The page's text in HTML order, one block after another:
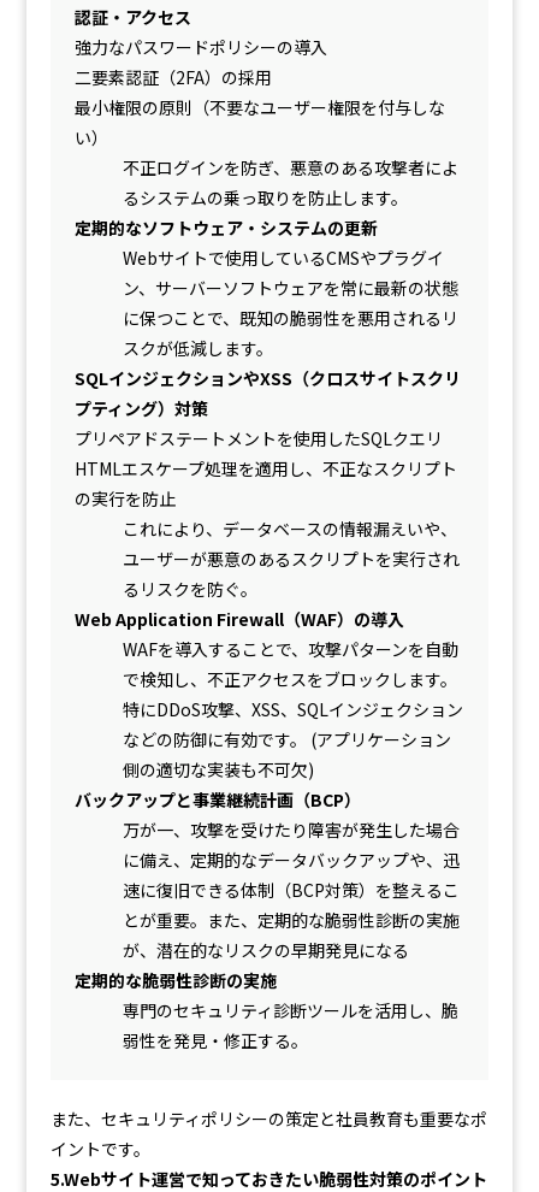
認証・アクセス
強力なパスワードポリシーの導入
二要素認証（2FA）の採用
最小権限の原則（不要なユーザー権限を付与しな
い）
不正ログインを防ぎ、悪意のある攻撃者によ
るシステムの乗っ取りを防止します。
定期的なソフトウェア・システムの更新
Webサイトで使用しているCMSやプラグイ
ン、サーバーソフトウェアを常に最新の状態
に保つことで、既知の脆弱性を悪用されるリ
スクが低減します。
SQLインジェクションやXSS（クロスサイトスクリ
プティング）対策
プリペアドステートメントを使用したSQLクエリ
HTMLエスケープ処理を適用し、不正なスクリプト
の実行を防止
これにより、データベースの情報漏えいや、
ユーザーが悪意のあるスクリプトを実行され
るリスクを防ぐ。
Web Application Firewall（WAF）の導入
WAFを導入することで、攻撃パターンを自動
で検知し、不正アクセスをブロックします。
特にDDoS攻撃、XSS、SQLインジェクション
などの防御に有効です。 (アプリケーション
側の適切な実装も不可欠)
バックアップと事業継続計画（BCP）
万が一、攻撃を受けたり障害が発生した場合
に備え、定期的なデータバックアップや、迅
速に復旧できる体制（BCP対策）を整えるこ
とが重要。また、定期的な脆弱性診断の実施
が、潜在的なリスクの早期発見になる
定期的な脆弱性診断の実施
専門のセキュリティ診断ツールを活用し、脆
弱性を発見・修正する。
また、セキュリティポリシーの策定と社員教育も重要なポ
イントです。
5.Webサイト運営で知っておきたい脆弱性対策のポイント